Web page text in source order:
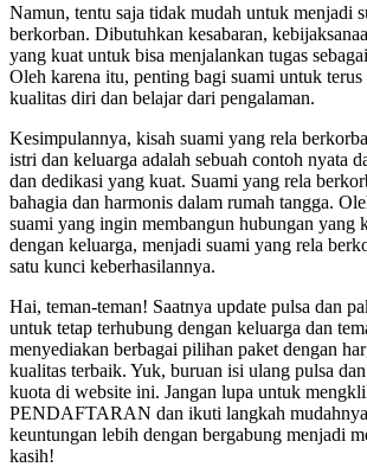
Namun, tentu saja tidak mudah untuk menjadi
berkorban. Dibutuhkan kesabaran,
yang kuat untuk bisa menjalankan tugas
Oleh karena itu, penting bagi suami untuk
kualitas diri dan belajar dari pengalaman.
Kesimpulannya, kisah suami yang rela
istri dan keluarga adalah sebuah contoh nyata
dan dedikasi yang kuat. Suami yang rela
bahagia dan harmonis dalam rumah tangga.
suami yang ingin membangun hubungan yang
dengan keluarga, menjadi suami yang rela
satu kunci keberhasilannya.
Hai, teman-teman! Saatnya update pulsa dan
untuk tetap terhubung dengan keluarga dan
menyediakan berbagai pilihan paket dengan
kualitas terbaik. Yuk, buruan isi ulang pulsa
kuota di website ini. Jangan lupa untuk
PENDAFTARAN dan ikuti langkah
keuntungan lebih dengan bergabung menjadi
kasih!